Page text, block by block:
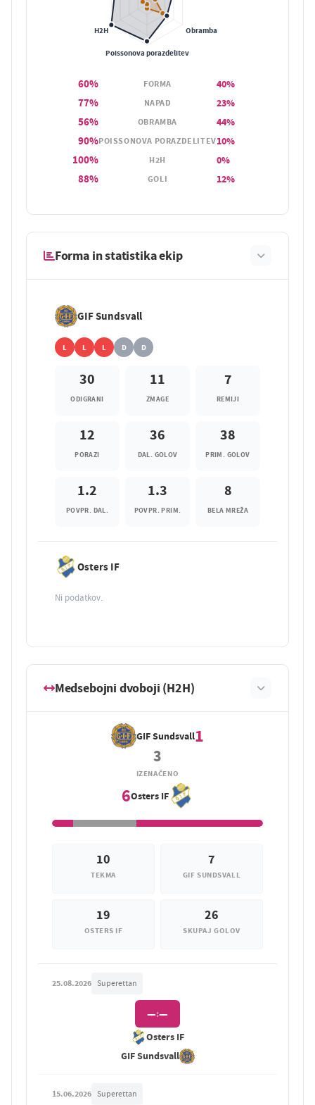
60% FORMA 40%
77% NAPAD 23%
56% OBRAMBA 44%
90%POISSONOVA PORAZDELITEV10%
100% H2H 0%
88% GOLI 12%
Forma in statistika ekip
GIF Sundsvall
L L L D D
30
ODIGRANI
11
ZMAGE
7
REMIJI
12
PORAZI
36
DAL. GOLOV
38
PRIM. GOLOV
1.2
POVPR. DAL.
1.3
POVPR. PRIM.
8
BELA MREŽA
Osters IF
Ni podatkov.
Medsebojni dvoboji (H2H)
GIF Sundsvall1
3
IZENAČENO
6Osters IF
10
TEKMA
7
GIF SUNDSVALL
19
OSTERS IF
26
SKUPAJ GOLOV
25.08.2026 Superettan
Osters IF
—:—
GIF Sundsvall
15.06.2026 Superettan